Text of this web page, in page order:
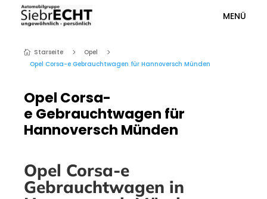
MENÜ
 Starseite 5 Opel
5
Opel Corsa-e Gebrauchtwagen für Hannoversch Münden
Opel Corsa-
e Gebrauchtwagen für
Hannoversch Münden
Opel Corsa-e
Gebrauchtwagen in